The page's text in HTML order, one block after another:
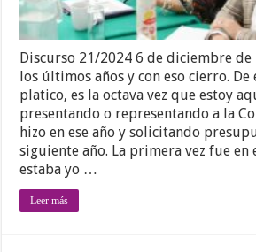
Discurso 21/2024 6 de diciembre de
los últimos años y con eso cierro. De
platico, es la octava vez que estoy
presentando o representando a la
hizo en ese año y solicitando
siguiente año. La primera vez fue en
estaba yo …
Leer más